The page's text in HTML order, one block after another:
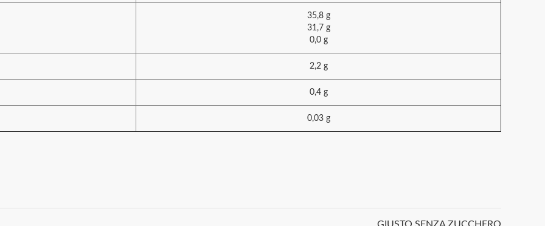
35,8 g
31,7 g
0,0 g
2,2 g
0,4 g
0,03 g
GIUSTO SENZA ZUCCHERO